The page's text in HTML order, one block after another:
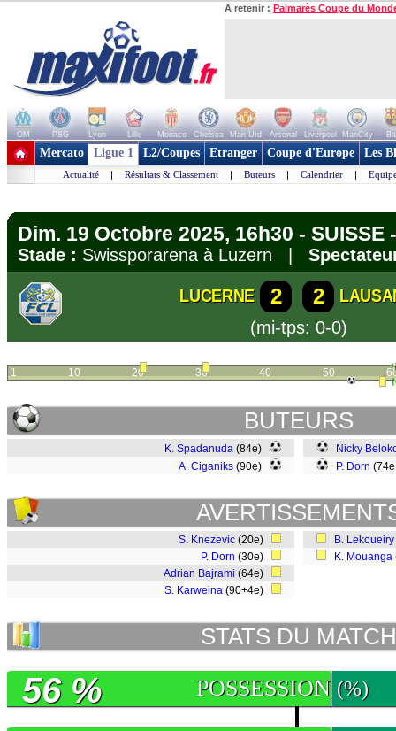
A retenir : Palmarès Coupe du
OM PSG Lyon Lille Monaco Chelsea Man Utd Arsenal Liverpool ManCity
+ de clubs
Mercato Ligue 1 L2/Coupes Etranger Coupe d'Europe Les
Actualité | Résultats & Classement | Buteurs | Calendrier |
Dim. 19 Octobre 2025, 16h30 - SUISSE
Stade : Swissporarena à Luzern |
LUCERNE 2 2
(mi-tps: 0-0)
1 10 20 30 40 50
BUTEURS
K. Spadanuda (84e)
A. Ciganiks (90e)
Nicky
P. Dorn
S. Knezevic (20e)
P. Dorn (30e)
Adrian Bajrami (64e)
S. Karweina (90+4e)
B. Lekoueiry
K. Mouanga
STATS DU MATCH
POSSESSION (%)
56 %